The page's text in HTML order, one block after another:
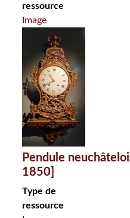
ressource
Image
Pendule
1850]
Type de
ressource